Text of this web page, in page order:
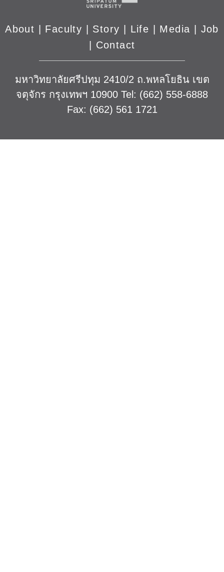
About Faculty Story | Life | Media
Job
Contact
มหาวิทยาลัยศรีปทุม 2410/2 ถ.พหลโยธิน เขต
จตุจักร กรุงเทพฯ 10900 Tel: (662) 558-6888
Fax: (662) 561 1721